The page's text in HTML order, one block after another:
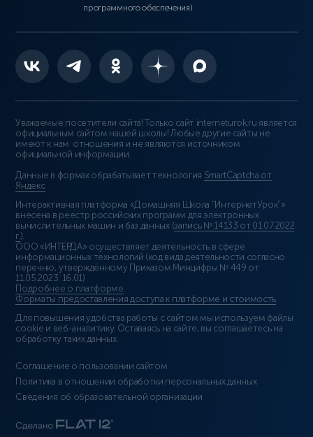
программного обеспечения)
Уважаемые посетители сайта! Только сайт interneturok.ru является
официальным сайтом нашей школы! Любые другие сайты не
имеют к нам отношения и не являются источником
официальной информации.
Данные в формах обрабатывает технология SmartCaptcha от
Яндекс
Интерактивная платформа «Домашняя Школа “ИнтернетУрок”»
внесена в реестр российских программ для электронных
вычислительных машин и баз данных (запись № 14133 от 01.07.2022
г.).
ООО «ИНТЕРДА» осуществляет деятельность в сфере
информационных технологий (код вида деятельности согласно
перечню, утверждённому Приказом Минцифры № 449 от
11.05.2023: 16.01)
Подробнее о платформе.
Форматы предоставления доступа к платформе и стоимость.
Для повышения удобства работы с сайтом мы используем файлы
cookie и веб-аналитику. Оставаясь на сайте, вы соглашаетесь на
обработку таких данных.
Соглашение о пользовании сайтом
Политика в отношении обработки персональных данных
Сведения об образовательной организации